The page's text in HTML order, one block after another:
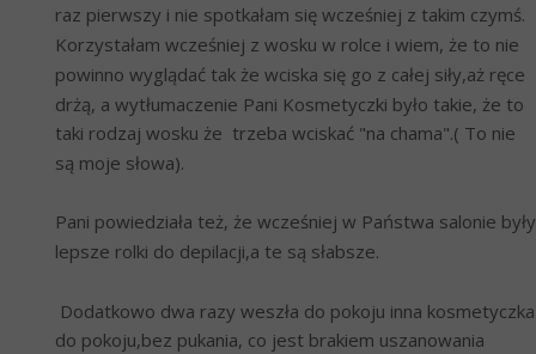
raz pierwszy i nie spotkałam się wcześniej z takim czymś.
Korzystałam wcześniej z wosku w rolce i wiem, że to nie
powinno wyglądać tak że wciska się go z całej siły,aż ręce
drżą, a wytłumaczenie Pani Kosmetyczki było takie, że to
taki rodzaj wosku że  trzeba wciskać "na chama".( To nie
są moje słowa).
Pani powiedziała też, że wcześniej w Państwa salonie były
lepsze rolki do depilacji,a te są słabsze.
Dodatkowo dwa razy weszła do pokoju inna kosmetyczka
do pokoju,bez pukania, co jest brakiem uszanowania